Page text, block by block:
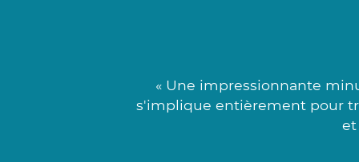
« Une impressionnante
s'implique entièrement pour
et